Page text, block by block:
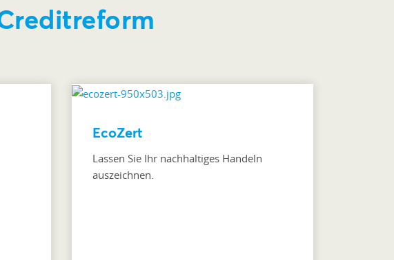
EcoZert
Lassen Sie Ihr nachhaltiges Handeln
auszeichnen.